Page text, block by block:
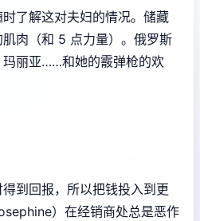
了解这对夫妇的情况。储藏
肉（和 5 点力量）。俄罗斯
玛丽亚……和她的霰弹枪的欢
到回报，所以把钱投入到更
）在经销商处总是恶作